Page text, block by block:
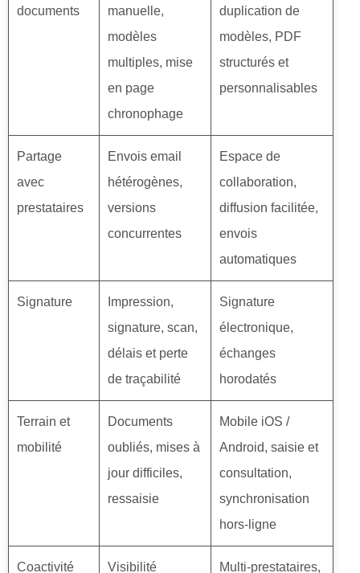
documents
manuelle,
modèles
multiples, mise
en page
chronophage
duplication de
modèles, PDF
structurés et
personnalisables
Partage
avec
prestataires
Envois email
hétérogènes,
versions
concurrentes
Espace de
collaboration,
diffusion facilitée,
envois
automatiques
Signature
Impression,
signature, scan,
délais et perte
de traçabilité
Signature
électronique,
échanges
horodatés
Terrain et
mobilité
Documents
oubliés, mises à
jour difficiles,
ressaisie
Mobile iOS /
Android, saisie et
consultation,
synchronisation
hors-ligne
Coactivité Visibilité Multi-prestataires,